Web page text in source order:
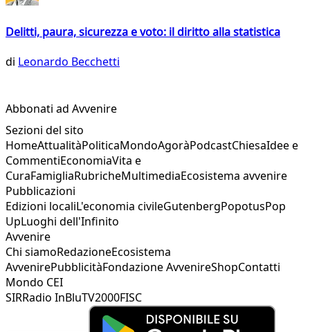
Delitti, paura, sicurezza e voto: il diritto alla statistica
di Leonardo Becchetti
Abbonati ad Avvenire
Sezioni del sito
HomeAttualitàPoliticaMondoAgoràPodcastChiesaIdee e
CommentiEconomiaVita e
CuraFamigliaRubricheMultimediaEcosistema avvenire
Pubblicazioni
Edizioni localiL'economia civileGutenbergPopotusPop
UpLuoghi dell'Infinito
Avvenire
Chi siamoRedazioneEcosistema
AvvenirePubblicitàFondazione AvvenireShopContatti
Mondo CEI
SIRRadio InBluTV2000FISC